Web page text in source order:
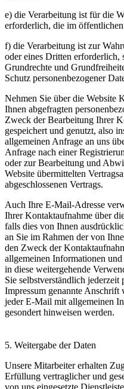
e) die Verarbeitung ist für die
erforderlich, die im
f) die Verarbeitung ist zur
oder eines Dritten erforderlich,
Grundrechte und
Schutz personenbezogener
Nehmen Sie über die Website
Ihnen abgefragten
Zweck der Bearbeitung Ihrer
gespeichert und genutzt, also
allgemeinen Anfrage an uns
Anfrage nach einer
oder zur Bearbeitung und
Website übermittelten
abgeschlossenen Vertrags.
Auch Ihre E-Mail-Adresse
Ihrer Kontaktaufnahme über
falls dies von Ihnen
an Sie im Rahmen der von
den Zweck der
allgemeinen Informationen
in diese weitergehende
Sie selbstverständlich
Impressum genannte
jeder E-Mail mit allgemeinen
gesondert hinweisen werden.
5. Weitergabe der Daten
Unsere Mitarbeiter erhalten
Erfüllung vertraglicher und
von uns eingesetzte